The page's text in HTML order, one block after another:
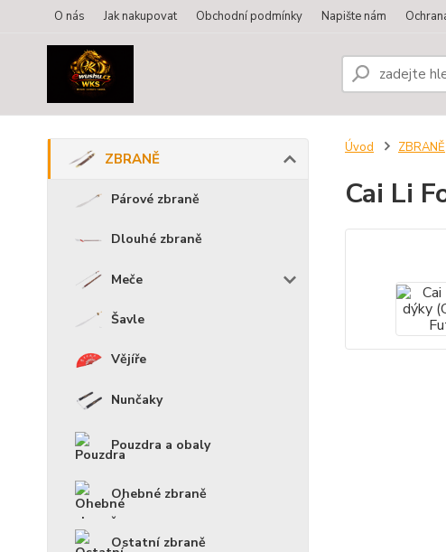
O nás Jak nakupovat Obchodní podmínky Napište nám
ZBRANĚ
Párové zbraně
Dlouhé zbraně
Meče
Šavle
Vějíře
Nunčaky
Pouzdra a obaly
Ohebné zbraně
Ostatní zbraně
Úvod ZBRANĚ
Cai Li